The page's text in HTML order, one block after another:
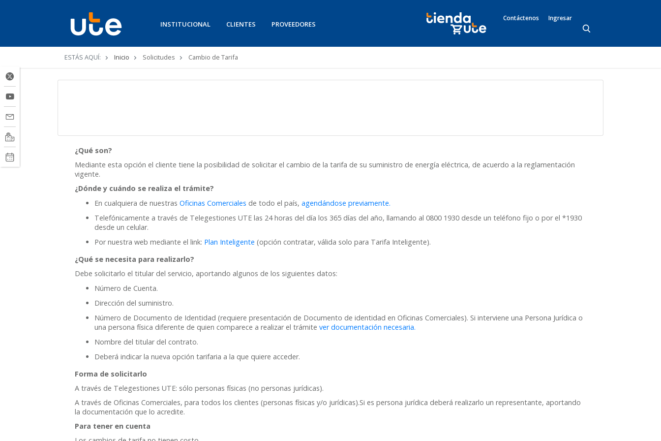
INSTITUCIONAL CLIENTES PROVEEDORES
Contáctenos Ingresar
Ruta
de
ESTÁS AQUÍ: Inicio Solicitudes Cambio de Tarifa
¿Qué son?
Mediante esta opción el cliente tiene la posibilidad de solicitar el cambio de la tarifa de su suministro de energía eléctrica, de acuerdo a la reglamentación
vigente.
¿Dónde y cuándo se realiza el trámite?
En cualquiera de nuestras Oficinas Comerciales de todo el país, agendándose previamente.
Telefónicamente a través de Telegestiones UTE las 24 horas del día los 365 días del año, llamando al 0800 1930 desde un teléfono fijo o por el *1930
desde un celular.
Por nuestra web mediante el link: Plan Inteligente (opción contratar, válida solo para Tarifa Inteligente).
¿Qué se necesita para realizarlo?
Debe solicitarlo el titular del servicio, aportando algunos de los siguientes datos:
Número de Cuenta.
Dirección del suministro.
Número de Documento de Identidad (requiere presentación de Documento de identidad en Oficinas Comerciales). Si interviene una Persona Jurídica o
una persona física diferente de quien comparece a realizar el trámite ver documentación necesaria.
Nombre del titular del contrato.
Deberá indicar la nueva opción tarifaria a la que quiere acceder.
Forma de solicitarlo
A través de Telegestiones UTE: sólo personas físicas (no personas jurídicas).
A través de Oficinas Comerciales, para todos los clientes (personas físicas y/o jurídicas).Si es persona jurídica deberá realizarlo un representante, aportando
la documentación que lo acredite.
Para tener en cuenta